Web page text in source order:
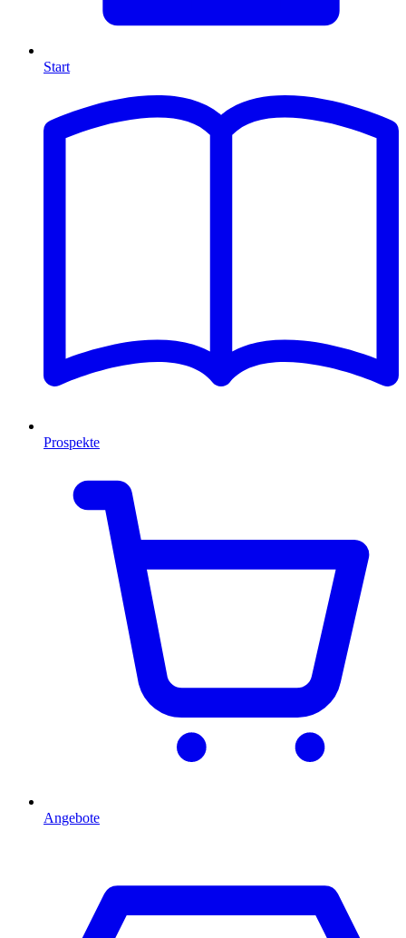
Start
Prospekte
Angebote